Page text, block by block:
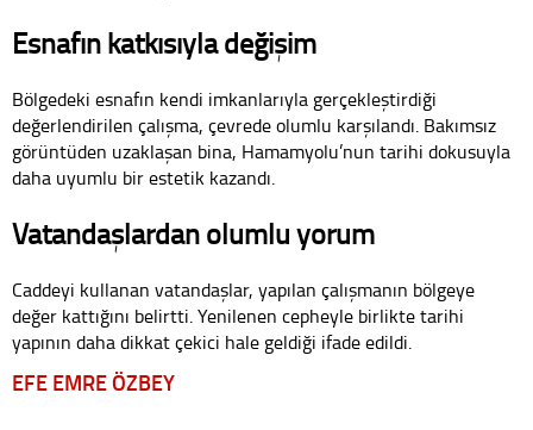
Esnafın katkısıyla değişim
Bölgedeki esnafın kendi imkanlarıyla gerçekleştirdiği
değerlendirilen çalışma, çevrede olumlu karşılandı. Bakımsız
görüntüden uzaklaşan bina, Hamamyolu’nun tarihi dokusuyla
daha uyumlu bir estetik kazandı.
Vatandaşlardan olumlu yorum
Caddeyi kullanan vatandaşlar, yapılan çalışmanın bölgeye
değer kattığını belirtti. Yenilenen cepheyle birlikte tarihi
yapının daha dikkat çekici hale geldiği ifade edildi.
EFE EMRE ÖZBEY